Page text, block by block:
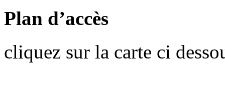
Plan d’accès
cliquez sur la carte ci